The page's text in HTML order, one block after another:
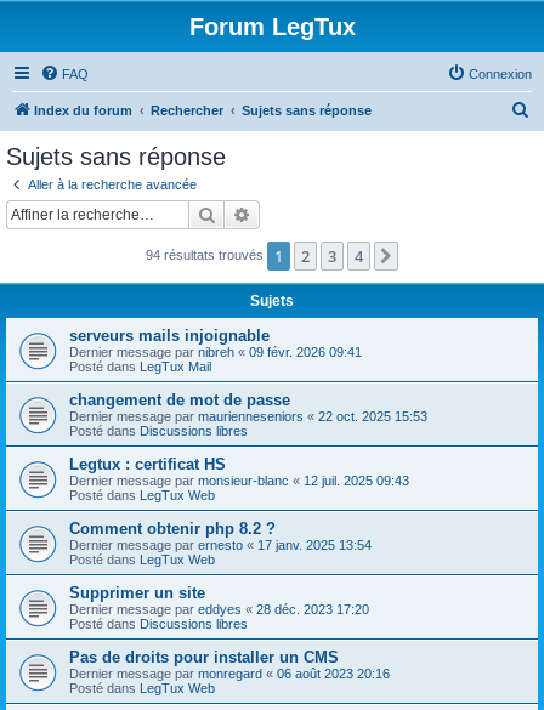
Forum LegTux
FAQ Connexion
Index du forum Rechercher Sujets sans réponse
c
Sujets sans réponse
Aller à la recherche avancée
Rechercher
94 résultats trouvés 1 2 3 4
Sujets
serveurs mails injoignable
Dernier message par nibreh « 09 févr. 2026 09:41
Posté dans LegTux Mail
changement de mot de passe
Dernier message par maurienneseniors « 22 oct. 2025 15:53
Posté dans Discussions libres
Legtux : certificat HS
Dernier message par monsieur-blanc « 12 juil. 2025 09:43
Posté dans LegTux Web
Comment obtenir php 8.2 ?
Dernier message par ernesto « 17 janv. 2025 13:54
Posté dans LegTux Web
Supprimer un site
Dernier message par eddyes « 28 déc. 2023 17:20
Posté dans Discussions libres
Pas de droits pour installer un CMS
Dernier message par monregard « 06 août 2023 20:16
Posté dans LegTux Web